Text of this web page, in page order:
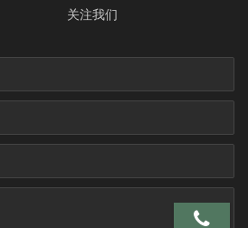
关注我们